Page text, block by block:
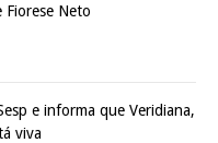
Fiorese Neto
e informa que Veridiana,
viva